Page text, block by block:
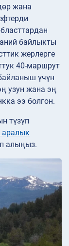
жана
байлыкты
жерлерге
40-маршрут
үчүн
узун жана эң
ээ болгон.
түзүп
аралык
алыңыз.